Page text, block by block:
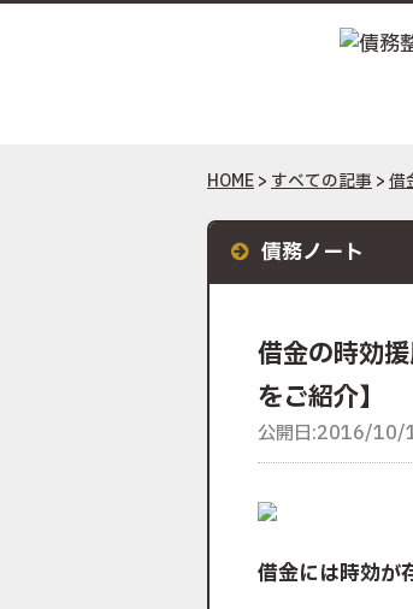
HOME > すべての記事 > 借
債務ノート
借金の時効
をご紹介】
公開日:2016/10/
借金には時効が